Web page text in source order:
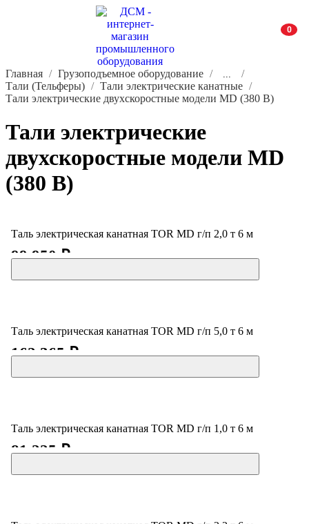
0
Главная Грузоподъемное оборудование ...
Тали (Тельферы)
Тали электрические канатные
Тали электрические двухскоростные модели MD (380 В)
Тали электрические
двухскоростные модели MD
(380 В)
Таль электрическая канатная TOR MD г/п 2,0 т 6 м
99 950 ₽
Таль электрическая канатная TOR MD г/п 5,0 т 6 м
162 365 ₽
Таль электрическая канатная TOR MD г/п 1,0 т 6 м
81 225 ₽